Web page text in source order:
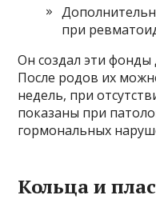
при
Он создал эти фонды
После родов их
недель, при
показаны при
гормональных
Кольца и